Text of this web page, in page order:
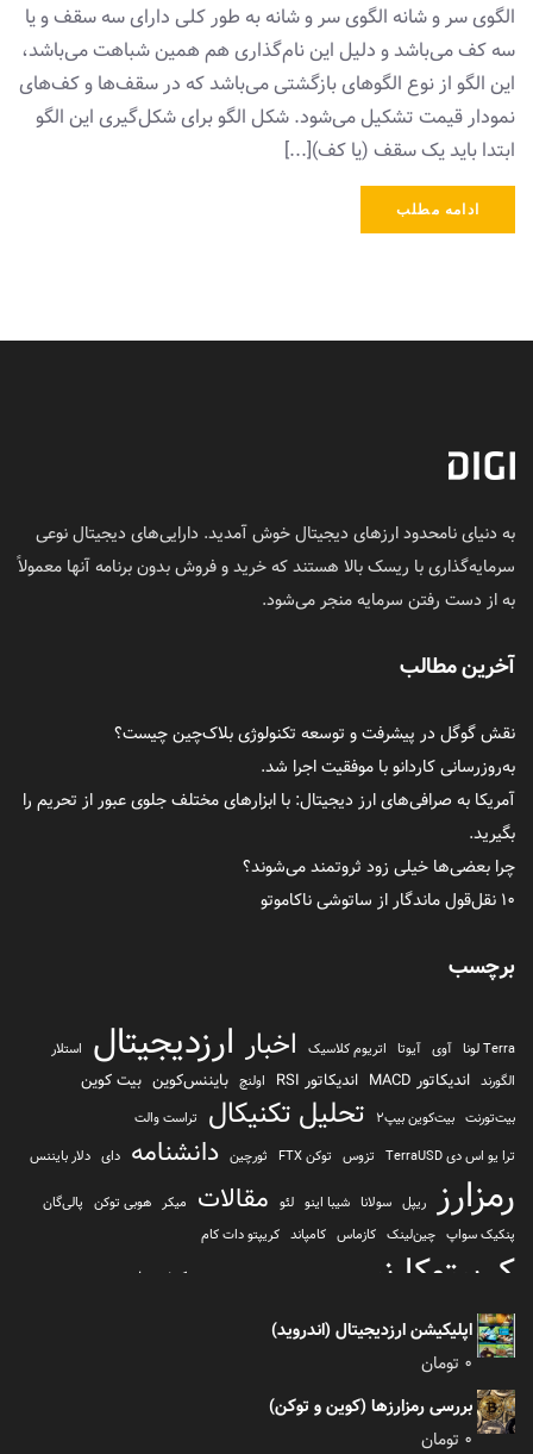
الگوی سر و شانه الگوی سر و شانه به طور کلی دارای سه سقف و ‌یا
سه کف می‌باشد و دلیل‌ این نام‌گذاری هم همین شباهت می‌باشد،
‌این الگو از نوع الگو‌های بازگشتی می‌باشد که در سقف‌ها و کف‌های
نمودار قیمت تشکیل می‌شود. شکل الگو برای شکل‌گیری ‌این الگو
ابتدا باید ‌یک سقف (یا کف)[...]
ادامه مطلب
به دنیای نامحدود ارزهای دیجیتال خوش آمدید. دارایی‌های دیجیتال نوعی
سرمایه‌گذاری با ریسک بالا هستند که خرید و فروش بدون برنامه آنها معمولاً
به از دست رفتن سرمایه منجر می‌شود.
آخرین مطالب
نقش گوگل در پیشرفت و توسعه تکنولوژی بلاک‌چین چیست؟
به‌روزرسانی کاردانو با موفقیت اجرا شد.
آمریکا به صرافی‌های ارز دیجیتال: با ابزارهای مختلف جلوی عبور از تحریم را
بگیرید.
چرا بعضی‌ها خیلی زود ثروتمند می‌شوند؟
۱۰ نقل‌قول ماندگار از ساتوشی ناکاموتو
برچسب
Terra لونا آوی آیوتا اتریوم کلاسیک اخبار ارزدیجیتال
استلار
الگورند اندیکاتور MACD اندیکاتور RSI اولنچ بایننس‌کوین بیت کوین
بیت‌تورنت بیت‌کوین بیپ2 تحلیل تکنیکال
تراست والت
ترا یو اس دی TerraUSD
تزوس توکن FTX ثورچین دانشنامه دای دلار بایننس
رمزارز ریپل سولانا شیبا اینو لئو مقالات میکر هوبی توکن پالی‌گان
پنکیک سواپ چین‌لینک کازماس کامپاند کریپتو دات کام
کریپتوکارنسی کیف پول
کیف پول تراست والت
اپلیکیشن ارزدیجیتال (اندروید)
0 تومان
بررسی رمزارزها (کوین و توکن)
0 تومان